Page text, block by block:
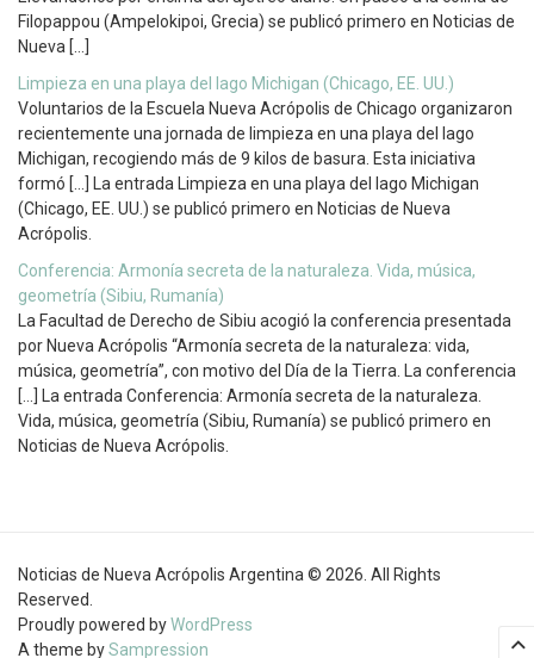
Filopappou (Ampelokipoi, Grecia) se publicó primero en Noticias de
Nueva […]
Limpieza en una playa del lago Michigan (Chicago, EE. UU.)
Voluntarios de la Escuela Nueva Acrópolis de Chicago organizaron
recientemente una jornada de limpieza en una playa del lago
Michigan, recogiendo más de 9 kilos de basura. Esta iniciativa
formó […] La entrada Limpieza en una playa del lago Michigan
(Chicago, EE. UU.) se publicó primero en Noticias de Nueva
Acrópolis.
Conferencia: Armonía secreta de la naturaleza. Vida, música,
geometría (Sibiu, Rumanía)
La Facultad de Derecho de Sibiu acogió la conferencia presentada
por Nueva Acrópolis “Armonía secreta de la naturaleza: vida,
música, geometría”, con motivo del Día de la Tierra. La conferencia
[…] La entrada Conferencia: Armonía secreta de la naturaleza.
Vida, música, geometría (Sibiu, Rumanía) se publicó primero en
Noticias de Nueva Acrópolis.
Noticias de Nueva Acrópolis Argentina © 2026. All Rights
Reserved.
Proudly powered byWordPress
A theme bySampression